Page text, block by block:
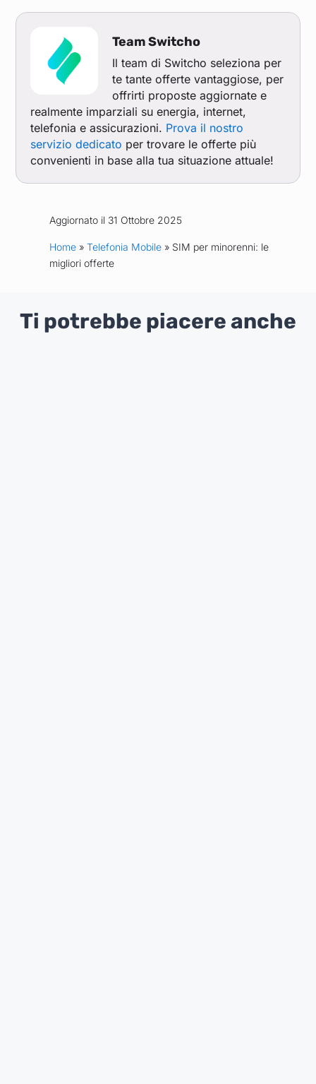
Team Switcho
Il team di Switcho seleziona per
te tante offerte vantaggiose, per
offrirti proposte aggiornate e
realmente imparziali su energia, internet,
telefonia e assicurazioni. Prova il nostro
servizio dedicato per trovare le offerte più
convenienti in base alla tua situazione attuale!
Aggiornato il 31 Ottobre 2025
Home» Telefonia Mobile» SIM per minorenni: le
migliori offerte
Ti potrebbe piacere anche